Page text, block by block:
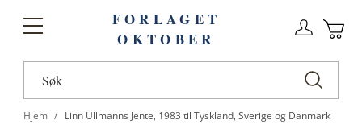
Toggle
FORLAGET
OKTOBER
Hjem Linn Ullmanns Jente, 1983 til Tyskland, Sverige og Danmark